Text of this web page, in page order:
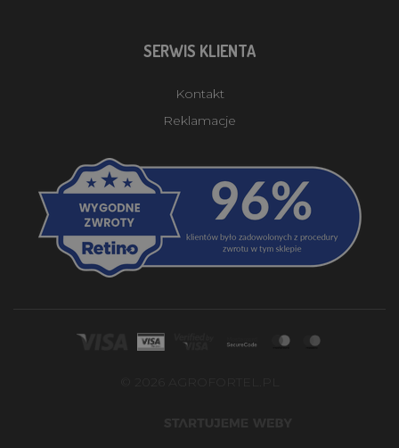
SERWIS KLIENTA
Kontakt
Reklamacje